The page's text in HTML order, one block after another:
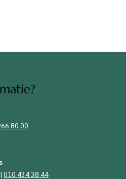
80 00
| 010 434 38 44